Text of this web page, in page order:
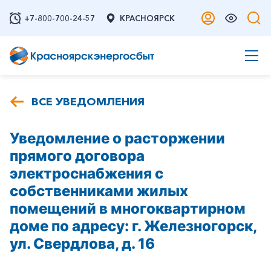
+7-800-700-24-57 КРАСНОЯРСК
ВСЕ УВЕДОМЛЕНИЯ
Уведомление о расторжении
прямого договора
электроснабжения с
собственниками жилых
помещений в многоквартирном
доме по адресу: г. Железногорск,
ул. Свердлова, д. 16